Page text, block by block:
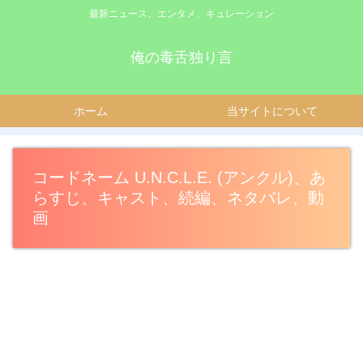
最新ニュース、エンタメ、キュレーション
俺の毒舌独り言
ホーム 当サイトについて
コードネーム U.N.C.L.E. (アンクル)、あ
らすじ、キャスト、続編、ネタバレ、動
画